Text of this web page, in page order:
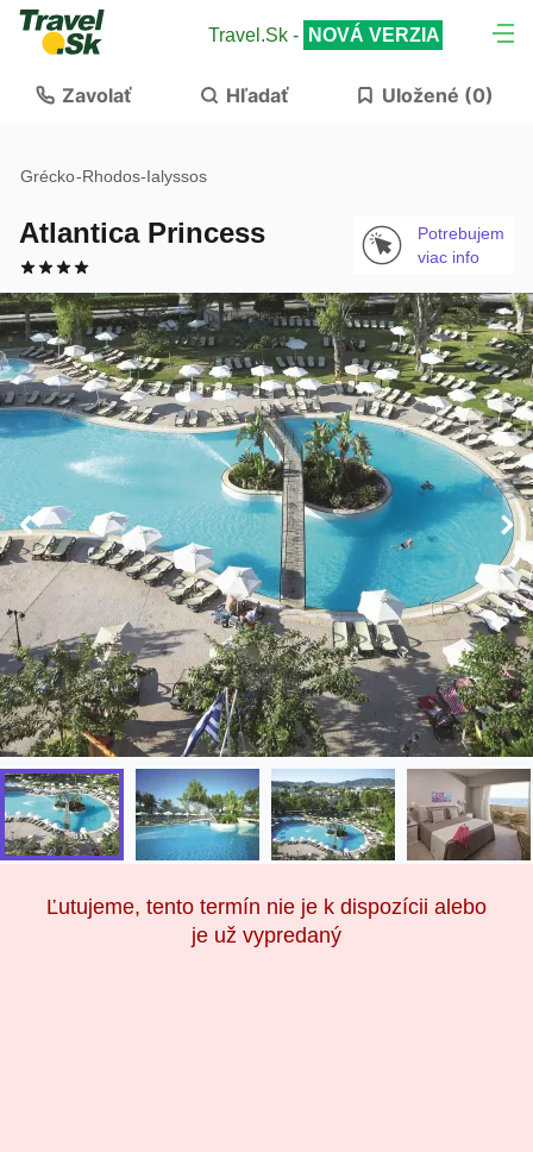
Travel.Sk - NOVÁ VERZIA
Zavolať Hľadať Uložené (0)
Grécko-Rhodos-Ialyssos
Atlantica Princess
Potrebujem
viac info
Ľutujeme, tento termín nie je k dispozícii alebo